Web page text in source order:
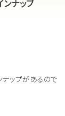
ナップ
ナップがあるので